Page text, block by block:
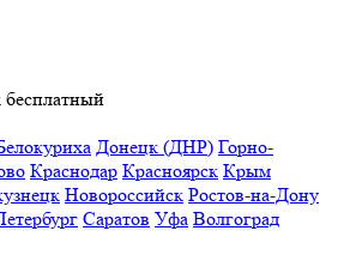
бесплатный
Донецк (ДНР) Горно-
Краснодар Красноярск Крым
Новороссийск Ростов-на-Дону
Саратов Уфа Волгоград